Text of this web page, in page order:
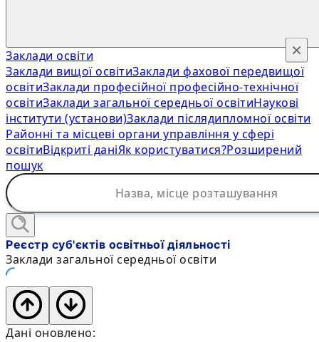
Заклади освіти
Заклади вищої освітиЗаклади фахової передвищої
освітиЗаклади професійної професійно-технічної
освітиЗаклади загальної середньої освітиНаукові
інститути (установи)Заклади післядипломної освіти
Районні та місцеві органи управління у сфері
освітиВідкриті даніЯк користуватися?Розширений
пошук
×
Реєстр суб'єктів освітньої діяльності
Заклади загальної середньої освіти
Дані оновлено: